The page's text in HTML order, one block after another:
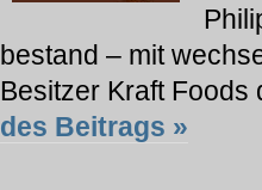
bestand – mit
Besitzer Kraft
des Beitrags »